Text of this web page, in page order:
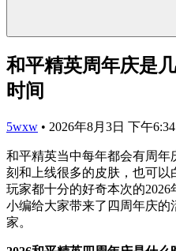
和平精英周年庆是
时间
5wxw • 2026年8月3日 下午6:34
和平精英当中每年都会有周年
刻和上线很多的皮肤，也可
玩家都十分的好奇本次的
小编给大家带来了四周年庆
家。